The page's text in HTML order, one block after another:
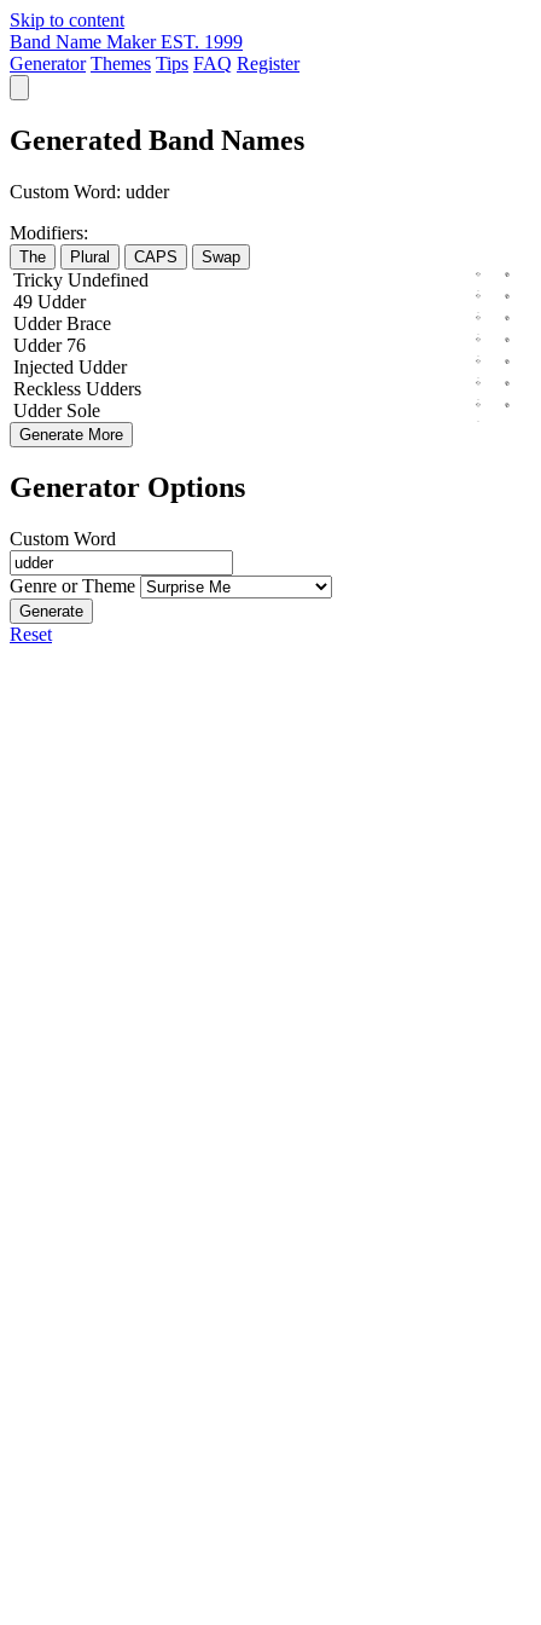
Skip to content
Band Name Maker EST. 1999
Generator Themes Tips FAQ Register
Generated Band Names
Custom Word: udder
Modifiers:
The Plural CAPS Swap
Tricky Undefined
49 Udder
Udder Brace
Udder76
Injected Udder
Reckless Udders
Udder Sole
Generate More
Generator Options
Custom Word
Genre or Theme
Generate
Reset